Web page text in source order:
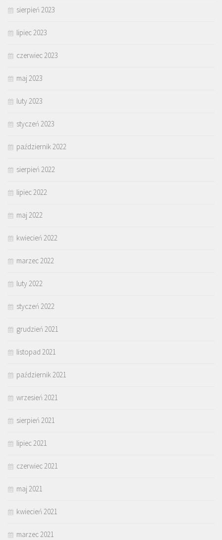
sierpień 2023
lipiec 2023
czerwiec 2023
maj 2023
luty 2023
styczeń 2023
październik 2022
sierpień 2022
lipiec 2022
maj 2022
kwiecień 2022
marzec 2022
luty 2022
styczeń 2022
grudzień 2021
listopad 2021
październik 2021
wrzesień 2021
sierpień 2021
lipiec 2021
czerwiec 2021
maj 2021
kwiecień 2021
marzec 2021